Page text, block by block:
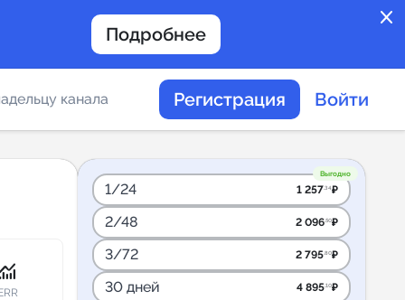
close
Подробнее
каналов в
канала Регистрация Войти
Выгодно
1/24 1 257.34₽
2/48 2 096.50₽
3/72 2 795.80₽
30 дней 4 895.10₽